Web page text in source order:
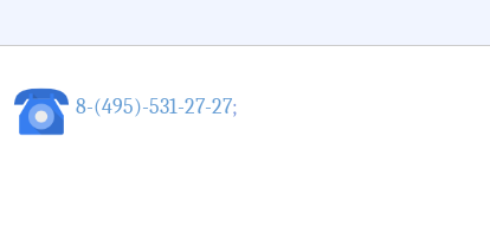
8-(495)-531-27-27;